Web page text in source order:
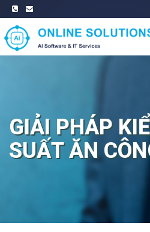
GIẢI PHÁP
SUẤT ĂN